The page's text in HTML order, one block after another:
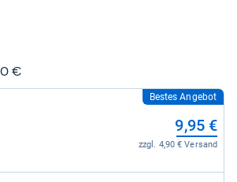
€
Bestes Angebot
9,95 €
zzgl. 4,90 € Versand